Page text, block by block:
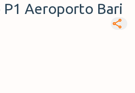
P1 Aeroporto Bari